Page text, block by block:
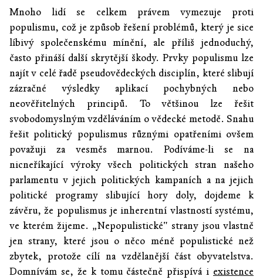
Mnoho lidí se celkem právem vymezuje proti
populismu, což je způsob řešení problémů, který je sice
líbivý společenskému mínění, ale příliš jednoduchý,
často přináší další skrytější škody. Prvky populismu lze
najít v celé řadě pseudovědeckých disciplín, které slibují
zázračné výsledky aplikací pochybných nebo
neověřitelných principů. To většinou lze řešit
svobodomyslným vzděláváním o vědecké metodě. Snahu
řešit politický populismus různými opatřeními ovšem
považuji za vesměs marnou. Podíváme-li se na
nicneříkající výroky všech politických stran našeho
parlamentu v jejich politických kampaních a na jejich
politické programy slibující hory doly, dojdeme k
závěru, že populismus je inherentní vlastností systému,
ve kterém žijeme. „Nepopulistické" strany jsou vlastně
jen strany, které jsou o něco méně populistické než
zbytek, protože cílí na vzdělanější část obyvatelstva.
Domnívám se, že k tomu částečně přispívá i existence